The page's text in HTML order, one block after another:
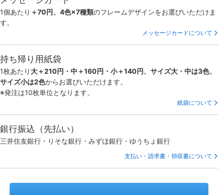
1個あたり ＋70円、4色×7種類のフレームデザインをお選びいただけま
す。
メッセージカードについて
持ち帰り用紙袋
1枚あたり 大＋210円・中＋160円・小＋140円、サイズ大・中は3色、
サイズ小は2色からお選びいただけます。
※発注は10枚単位となります。
紙袋について
銀行振込（先払い）
三井住友銀行・りそな銀行・みずほ銀行・ゆうちょ銀行
支払い・請求書・領収書について